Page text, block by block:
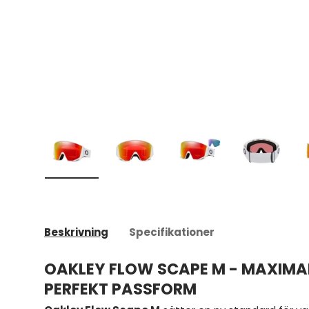
Beskrivning Specifikationer
OAKLEY FLOW SCAPE M -
PERFEKT PASSFORM